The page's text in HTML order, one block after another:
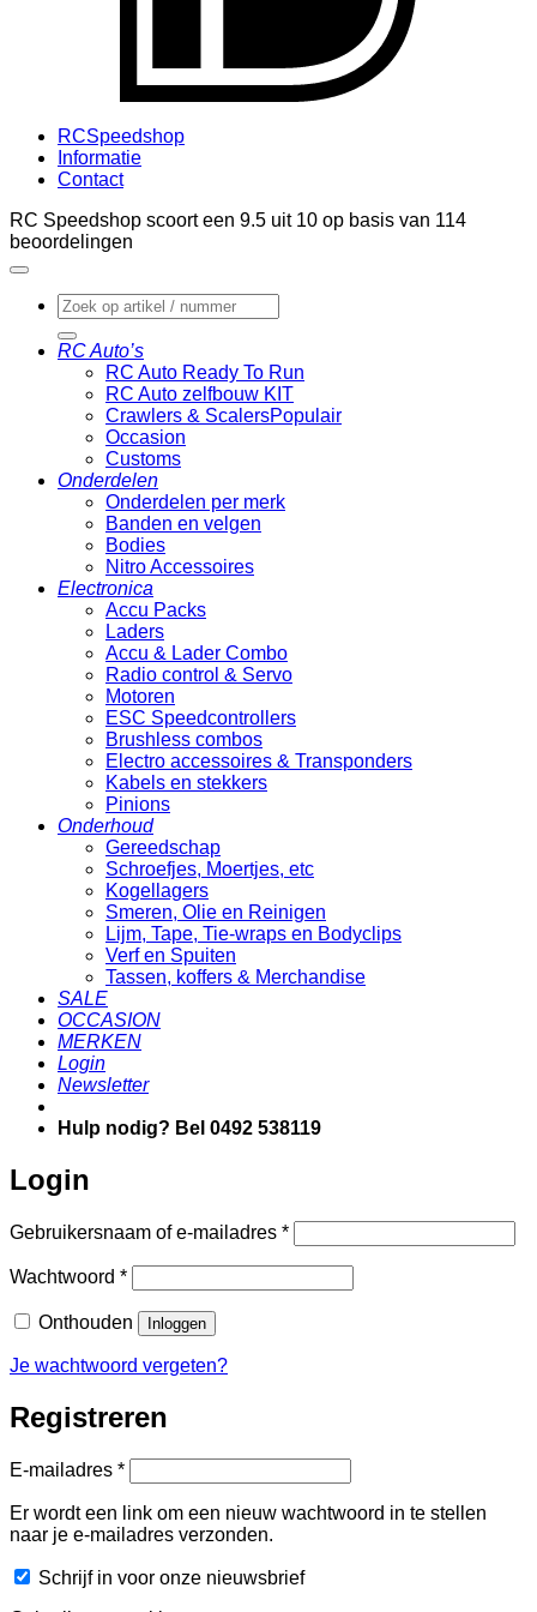
RCSpeedshop
Informatie
Contact
RC Speedshop scoort een 9.5 uit 10 op basis van 114
beoordelingen
Zoeken
naar:
RC Auto’s
RC Auto Ready To Run
RC Auto zelfbouw KIT
Crawlers & Scalers
Occasion
Customs
Onderdelen
Onderdelen per merk
Banden en velgen
Bodies
Nitro Accessoires
Electronica
Accu Packs
Laders
Accu & Lader Combo
Radio control & Servo
Motoren
ESC Speedcontrollers
Brushless combos
Electro accessoires & Transponders
Kabels en stekkers
Pinions
Onderhoud
Gereedschap
Schroefjes, Moertjes, etc
Kogellagers
Smeren, Olie en Reinigen
Lijm, Tape, Tie-wraps en Bodyclips
Verf en Spuiten
Tassen, koffers & Merchandise
SALE
OCCASION
MERKEN
Login
Newsletter
Hulp nodig? Bel 0492 538119
Login
Gebruikersnaam of e-mailadres *Vereist
Wachtwoord *Vereist
Onthouden Inloggen
Je wachtwoord vergeten?
Registreren
E-mailadres *Vereist
Er wordt een link om een nieuw wachtwoord in te stellen
naar je e-mailadres verzonden.
Schrijf in voor onze nieuwsbrief